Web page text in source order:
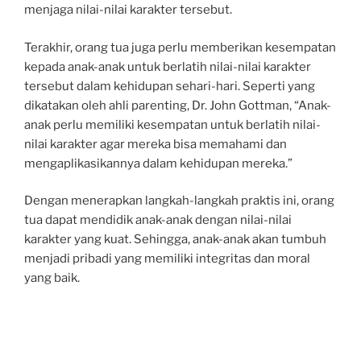
menjaga nilai-nilai karakter tersebut.
Terakhir, orang tua juga perlu memberikan kesempatan
kepada anak-anak untuk berlatih nilai-nilai karakter
tersebut dalam kehidupan sehari-hari. Seperti yang
dikatakan oleh ahli parenting, Dr. John Gottman, “Anak-
anak perlu memiliki kesempatan untuk berlatih nilai-
nilai karakter agar mereka bisa memahami dan
mengaplikasikannya dalam kehidupan mereka.”
Dengan menerapkan langkah-langkah praktis ini, orang
tua dapat mendidik anak-anak dengan nilai-nilai
karakter yang kuat. Sehingga, anak-anak akan tumbuh
menjadi pribadi yang memiliki integritas dan moral
yang baik.